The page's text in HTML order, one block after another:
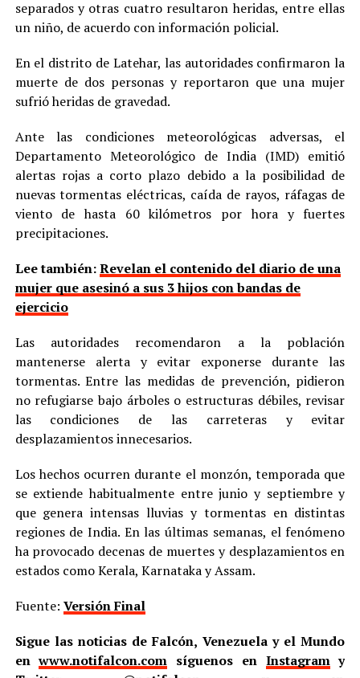
separados y otras cuatro resultaron heridas, entre ellas
un niño, de acuerdo con información policial.
En el distrito de Latehar, las autoridades confirmaron la
muerte de dos personas y reportaron que una mujer
sufrió heridas de gravedad.
Ante las condiciones meteorológicas adversas, el
Departamento Meteorológico de India (IMD) emitió
alertas rojas a corto plazo debido a la posibilidad de
nuevas tormentas eléctricas, caída de rayos, ráfagas de
viento de hasta 60 kilómetros por hora y fuertes
precipitaciones.
Lee también:Revelan el contenido del diario de una
mujer que asesinó a sus 3 hijos con bandas de
ejercicio
Las autoridades recomendaron a la población
mantenerse alerta y evitar exponerse durante las
tormentas. Entre las medidas de prevención, pidieron
no refugiarse bajo árboles o estructuras débiles, revisar
las condiciones de las carreteras y evitar
desplazamientos innecesarios.
Los hechos ocurren durante el monzón, temporada que
se extiende habitualmente entre junio y septiembre y
que genera intensas lluvias y tormentas en distintas
regiones de India. En las últimas semanas, el fenómeno
ha provocado decenas de muertes y desplazamientos en
estados como Kerala, Karnataka y Assam.
Fuente: Versión Final
Sigue las noticias de Falcón, Venezuela y el Mundo
enwww.notifalcon.com síguenos en Instagramy